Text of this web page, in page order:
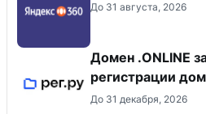
До 31 августа, 2026
Домен .ONLINE
регистрации
До 31 декабря, 2026